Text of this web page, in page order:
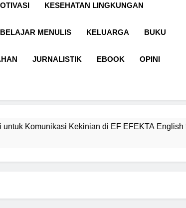
KESEHATAN LINGKUNGAN
BELAJAR MENULIS KELUARGA BUKU
JURNALISTIK EBOOK OPINI
Kekinian di EF EFEKTA English for Adults